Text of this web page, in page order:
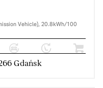
Vehicle), 20.8kWh/100
Gdańsk